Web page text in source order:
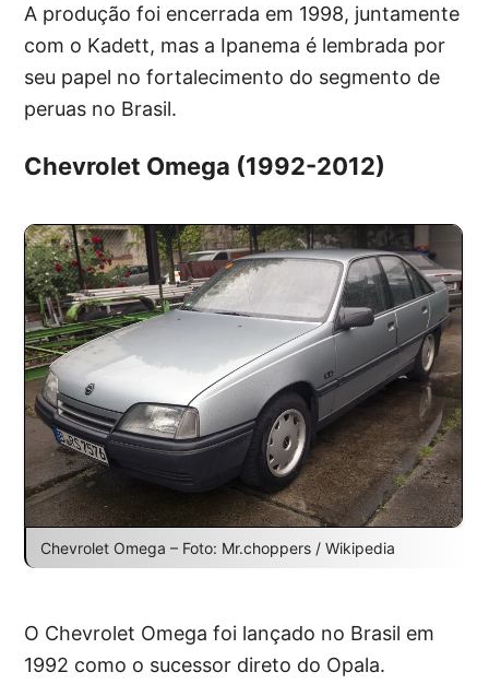
A produção foi encerrada em 1998, juntamente
com o Kadett, mas a Ipanema é lembrada por
seu papel no fortalecimento do segmento de
peruas no Brasil.
Chevrolet Omega (1992-2012)
Chevrolet Omega – Foto: Mr.choppers / Wikipedia
O Chevrolet Omega foi lançado no Brasil em
1992 como o sucessor direto do Opala.